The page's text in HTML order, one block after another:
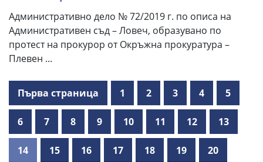
Административно дело № 72/2019 г. по описа на
Административен съд – Ловеч, образувано по
протест на прокурор от Окръжна прокуратура –
Плевен ...
Първа страница 1 2 3 4 5
6 7 8 9 10 11 12 13
14 15 16 17 18 19 20